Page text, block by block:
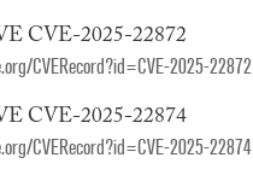
CVE-2025-22872
CVERecord?id=CVE-2025-22872
CVE-2025-22874
CVERecord?id=CVE-2025-22874